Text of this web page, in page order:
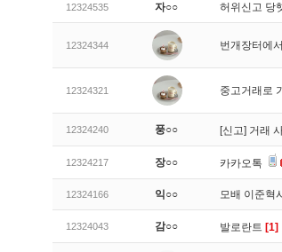
12324535 자○○ 허위신고 당
12324344 번개장터에
12324321 중고거래로
12324240 풍○○ [신고] 거래
12324217 장○○ 카카오톡
12324166 익○○ 모배 이준혁
12324043 감○○ 발로란트 [1]